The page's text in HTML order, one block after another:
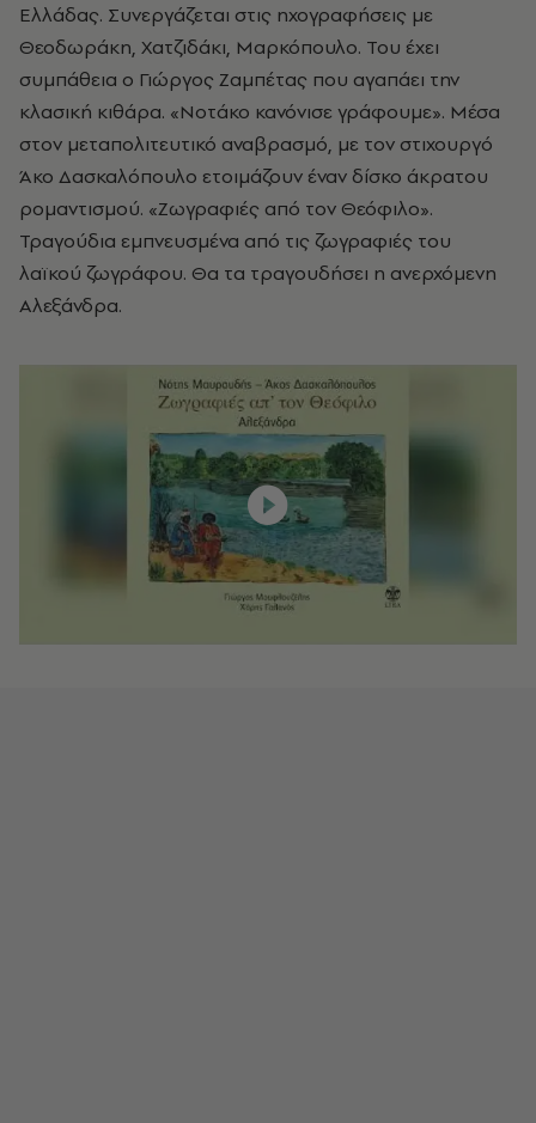
Ελλάδας. Συνεργάζεται στις ηχογραφήσεις με
Θεοδωράκη, Χατζιδάκι, Μαρκόπουλο. Του έχει
συμπάθεια ο Γιώργος Ζαμπέτας που αγαπάει την
κλασική κιθάρα. «Νοτάκο κανόνισε γράφουμε». Μέσα
στον μεταπολιτευτικό αναβρασμό, με τον στιχουργό
Άκο Δασκαλόπουλο ετοιμάζουν έναν δίσκο άκρατου
ρομαντισμού. «Ζωγραφιές από τον Θεόφιλο».
Τραγούδια εμπνευσμένα από τις ζωγραφιές του
λαϊκού ζωγράφου. Θα τα τραγουδήσει η ανερχόμενη
Αλεξάνδρα.